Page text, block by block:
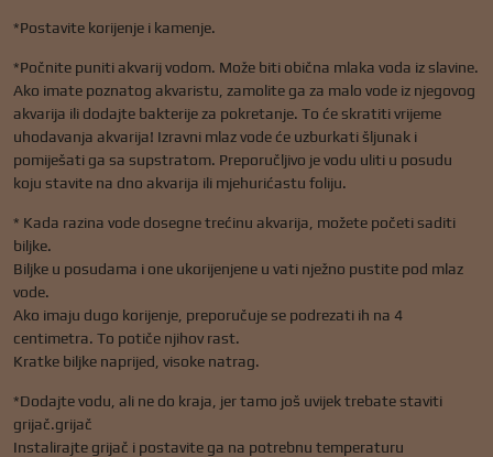
*Postavite korijenje i kamenje.
*Počnite puniti akvarij vodom. Može biti obična mlaka voda iz slavine.
Ako imate poznatog akvaristu, zamolite ga za malo vode iz njegovog
akvarija ili dodajte bakterije za pokretanje. To će skratiti vrijeme
uhodavanja akvarija! Izravni mlaz vode će uzburkati šljunak i
pomiješati ga sa supstratom. Preporučljivo je vodu uliti u posudu
koju stavite na dno akvarija ili mjehurićastu foliju.
* Kada razina vode dosegne trećinu akvarija, možete početi saditi
biljke.
Biljke u posudama i one ukorijenjene u vati nježno pustite pod mlaz
vode.
Ako imaju dugo korijenje, preporučuje se podrezati ih na 4
centimetra. To potiče njihov rast.
Kratke biljke naprijed, visoke natrag.
*Dodajte vodu, ali ne do kraja, jer tamo još uvijek trebate staviti
grijač.grijač
Instalirajte grijač i postavite ga na potrebnu temperaturu